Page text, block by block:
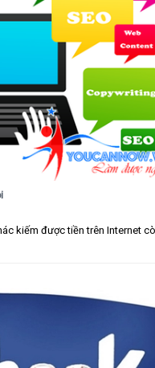
kiếm được tiền trên Internet